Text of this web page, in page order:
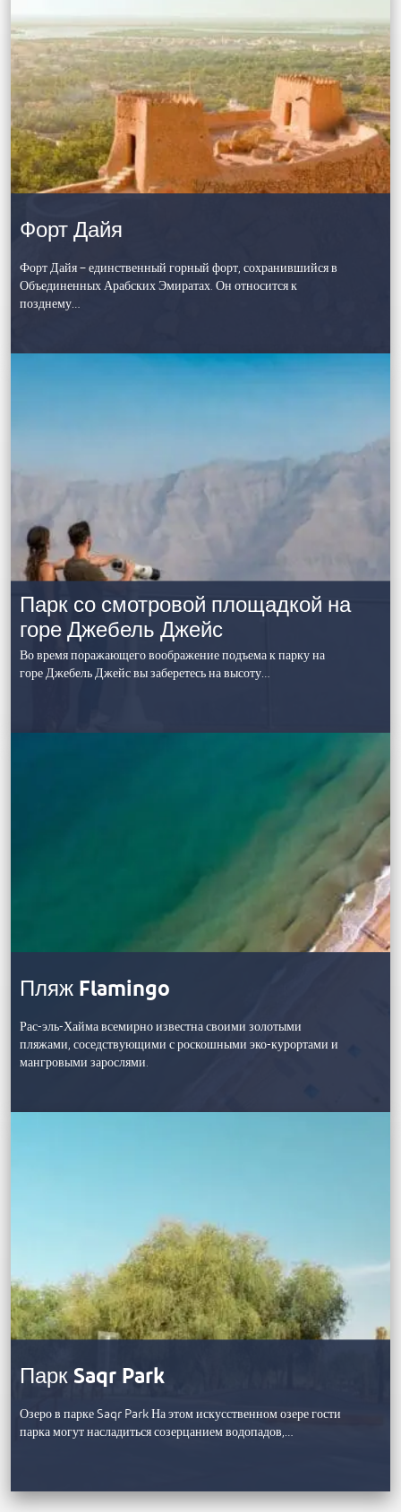
Форт Дайя
Форт Дайя – единственный горный форт, сохранившийся в
Объединенных Арабских Эмиратах. Он относится к
позднему…
Парк со смотровой площадкой на
горе Джебель Джейс
Во время поражающего воображение подъема к парку на
горе Джебель Джейс вы заберетесь на высоту…
Пляж Flamingo
Рас-эль-Хайма всемирно известна своими золотыми
пляжами, соседствующими с роскошными эко-курортами и
мангровыми зарослями.
Парк Saqr Park
Озеро в парке Saqr Park На этом искусственном озере гости
парка могут насладиться созерцанием водопадов,…